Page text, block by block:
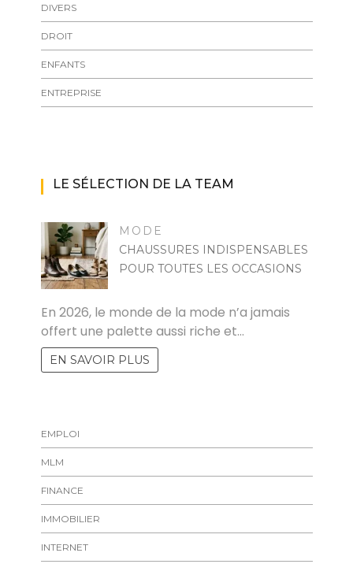
DIVERS
DROIT
ENFANTS
ENTREPRISE
LE SÉLECTION DE LA TEAM
MODE
CHAUSSURES INDISPENSABLES
POUR TOUTES LES OCCASIONS
En 2026, le monde de la mode n’a jamais
offert une palette aussi riche et…
EN SAVOIR PLUS
EMPLOI
MLM
FINANCE
IMMOBILIER
INTERNET